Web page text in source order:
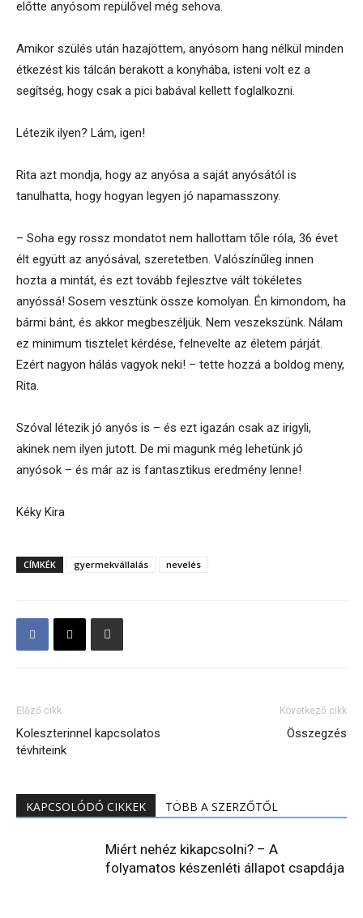
előtte anyósom repülővel még sehova.
Amikor szülés után hazajöttem, anyósom hang nélkül minden
étkezést kis tálcán berakott a konyhába, isteni volt ez a
segítség, hogy csak a pici babával kellett foglalkozni.
Létezik ilyen? Lám, igen!
Rita azt mondja, hogy az anyósa a saját anyósától is
tanulhatta, hogy hogyan legyen jó napamasszony.
– Soha egy rossz mondatot nem hallottam tőle róla, 36 évet
élt együtt az anyósával, szeretetben. Valószínűleg innen
hozta a mintát, és ezt tovább fejlesztve vált tökéletes
anyóssá! Sosem vesztünk össze komolyan. Én kimondom, ha
bármi bánt, és akkor megbeszéljük. Nem veszekszünk. Nálam
ez minimum tisztelet kérdése, felnevelte az életem párját.
Ezért nagyon hálás vagyok neki! – tette hozzá a boldog meny,
Rita.
Szóval létezik jó anyós is – és ezt igazán csak az irigyli,
akinek nem ilyen jutott. De mi magunk még lehetünk jó
anyósok – és már az is fantasztikus eredmény lenne!
Kéky Kira
CÍMKÉK gyermekvállalás nevelés
Előző cikk
Koleszterinnel kapcsolatos
tévhiteink
Következő cikk
Összegzés
KAPCSOLÓDÓ CIKKEK TÖBB A SZERZŐTŐL
Miért nehéz kikapcsolni? – A
folyamatos készenléti állapot csapdája